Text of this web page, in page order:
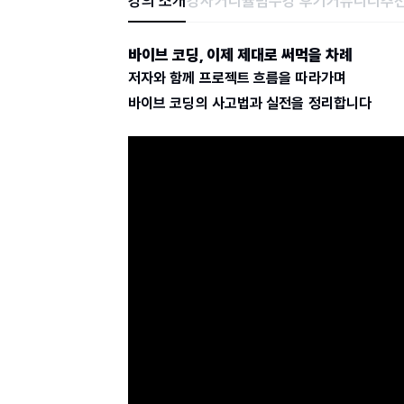
바이브 코딩, 이제 제대로 써먹을 차례
저자와 함께 프로젝트 흐름을 따라가며
바이브 코딩의 사고법과 실전을 정리합니다